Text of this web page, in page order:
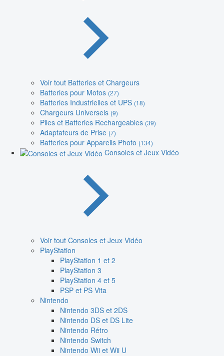
Voir tout Batteries et Chargeurs
Batteries pour Motos (27)
Batteries Industrielles et UPS (18)
Chargeurs Universels (9)
Piles et Batteries Rechargeables (39)
Adaptateurs de Prise (7)
Batteries pour Appareils Photo (134)
Consoles et Jeux Vidéo
Voir tout Consoles et Jeux Vidéo
PlayStation
PlayStation 1 et 2
PlayStation 3
PlayStation 4 et 5
PSP et PS Vita
Nintendo
Nintendo 3DS et 2DS
Nintendo DS et DS Lite
Nintendo Rétro
Nintendo Switch
Nintendo Wii et Wii U